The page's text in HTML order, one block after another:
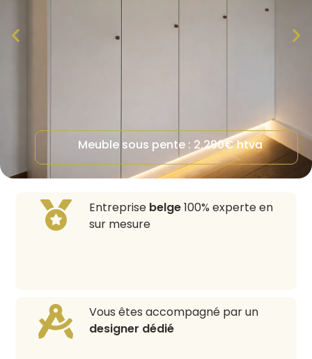
Meuble sous pente : 2.290€ htva
Entreprise belge100% experte en
sur mesure
Vous êtes accompagné par un
designer dédié